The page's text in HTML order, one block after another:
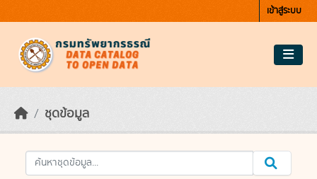
เข้าสู่ระบบ
ชุดข้อมูล